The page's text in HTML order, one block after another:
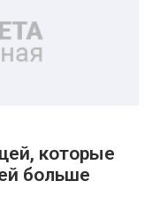
которые
больше